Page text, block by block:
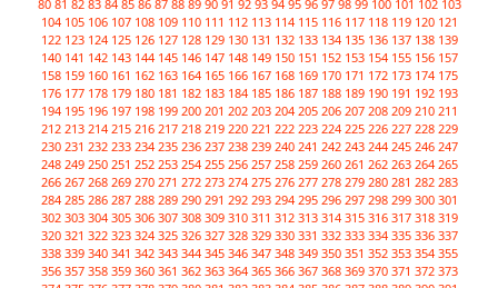
80 81 82 83 84 85 86 87 88 89 90 91 92 93 94 95 96 97 98 99 100 101 102 103
104 105 106 107 108 109 110 111 112 113 114 115 116 117 118 119 120 121
122 123 124 125 126 127 128 129 130 131 132 133 134 135 136 137 138 139
140 141 142 143 144 145 146 147 148 149 150 151 152 153 154 155 156 157
158 159 160 161 162 163 164 165 166 167 168 169 170 171 172 173 174 175
176 177 178 179 180 181 182 183 184 185 186 187 188 189 190 191 192 193
194 195 196 197 198 199 200 201 202 203 204 205 206 207 208 209 210 211
212 213 214 215 216 217 218 219 220 221 222 223 224 225 226 227 228 229
230 231 232 233 234 235 236 237 238 239 240 241 242 243 244 245 246 247
248 249 250 251 252 253 254 255 256 257 258 259 260 261 262 263 264 265
266 267 268 269 270 271 272 273 274 275 276 277 278 279 280 281 282 283
284 285 286 287 288 289 290 291 292 293 294 295 296 297 298 299 300 301
302 303 304 305 306 307 308 309 310 311 312 313 314 315 316 317 318 319
320 321 322 323 324 325 326 327 328 329 330 331 332 333 334 335 336 337
338 339 340 341 342 343 344 345 346 347 348 349 350 351 352 353 354 355
356 357 358 359 360 361 362 363 364 365 366 367 368 369 370 371 372 373